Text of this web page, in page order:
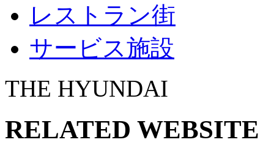
レストラン街
サービス施設
THE HYUNDAI
RELATED WEBSITE